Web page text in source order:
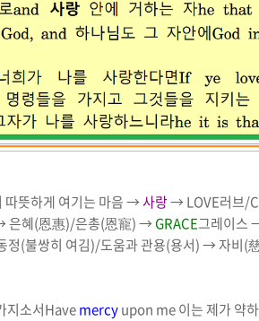
뜻하게 여기는 마음→사랑→LOVE러브/
은혜(恩惠)/은총(恩寵)→GRACE그레이스
정(불쌍히 여김)/도움과 관용(용서)→자비(
지소서Havemercyupon me이는 제가 약